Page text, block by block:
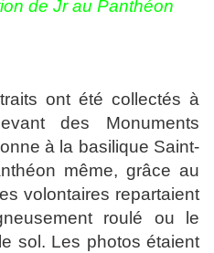
de Jr au Panthéon
ont été collectés à
des Monuments
à la basilique Saint-
même, grâce au
volontaires repartaient
roulé ou le
sol. Les photos étaient